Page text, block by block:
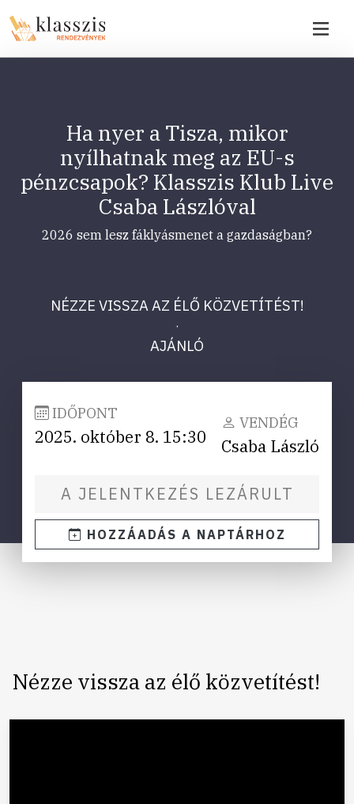
Ha nyer a Tisza, mikor
nyílhatnak meg az EU-s
pénzcsapok? Klasszis Klub Live
Csaba Lászlóval
2026 sem lesz fáklyásmenet a gazdaságban?
NÉZZE VISSZA AZ ÉLŐ KÖZVETÍTÉST!
·
AJÁNLÓ
IDŐPONT
2025. október 8. 15:30
VENDÉG
Csaba László
A JELENTKEZÉS LEZÁRULT
HOZZÁADÁS A NAPTÁRHOZ
Nézze vissza az élő közvetítést!